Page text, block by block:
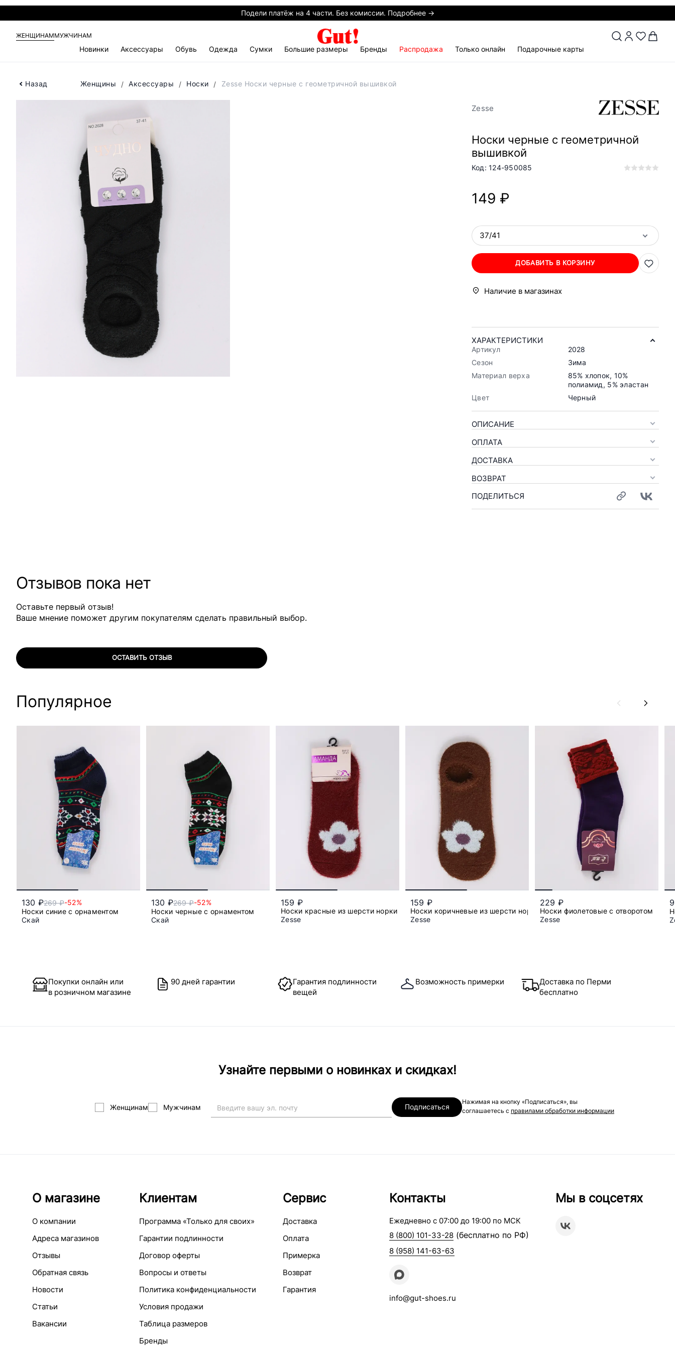
Подели платёж на 4 части. Без комиссии. Подробнее →
ЖЕНЩИНАММУЖЧИНАМ
Новинки Аксессуары Обувь Одежда Сумки Большие размеры Бренды Распродажа Только онлайн Подарочные карты
Назад Женщины Аксессуары Носки Zesse Носки черные с геометричной вышивкой
Zesse
Носки черные с геометричной
вышивкой
Код: 124-950085
149 ₽
37/41
ДОБАВИТЬ В КОРЗИНУ
Наличие в магазинах
ХАРАКТЕРИСТИКИ
Артикул
2028
Сезон
Зима
Материал верха
85% хлопок, 10%
полиамид, 5% эластан
Цвет
Черный
ОПИСАНИЕ
ОПЛАТА
ДОСТАВКА
ВОЗВРАТ
ПОДЕЛИТЬСЯ
Отзывов пока нет
Оставьте первый отзыв!
Ваше мнение поможет другим покупателям сделать правильный выбор.
ОСТАВИТЬ ОТЗЫВ
Популярное
130 ₽269 ₽-52%
Носки синие с орнаментом
Скай
130 ₽269 ₽-52%
Носки черные с орнаментом
Скай
159 ₽
Носки красные из шерсти норки
Zesse
159 ₽
Носки коричневые из шерсти норки
Zesse
229 ₽
Носки фиолетовые с отворотом
Zesse
Покупки онлайн или
в розничном магазине
90 дней гарантии
Гарантия подлинности
вещей
Возможность примерки
Доставка по Перми
бесплатно
Узнайте первыми о новинках и скидках!
Женщинам Мужчинам Подписаться
Нажимая на кнопку «Подписаться», вы
соглашаетесь с правилами обработки информации
О магазине
О компании
Адреса магазинов
Отзывы
Обратная связь
Новости
Статьи
Вакансии
Клиентам
Программа «Только для своих»
Гарантии подлинности
Договор оферты
Вопросы и ответы
Политика конфиденциальности
Условия продажи
Таблица размеров
Бренды
Сервис
Доставка
Оплата
Примерка
Возврат
Гарантия
Контакты
Ежедневно с 07:00 до 19:00 по МСК
8 (800) 101-33-28 (бесплатно по РФ)
8 (958) 141-63-63
info@gut-shoes.ru
Мы в соцсетях